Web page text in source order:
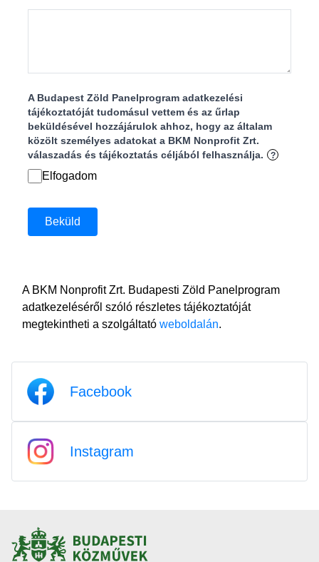
A Budapest Zöld Panelprogram adatkezelési
tájékoztatóját tudomásul vettem és az űrlap
beküldésével hozzájárulok ahhoz, hogy az általam
közölt személyes adatokat a BKM Nonprofit Zrt.
válaszadás és tájékoztatás céljából felhasználja.
?
Elfogadom
Beküld
A BKM Nonprofit Zrt. Budapesti Zöld Panelprogram
adatkezeléséről szóló részletes tájékoztatóját
megtekintheti a szolgáltató weboldalán.
Facebook
Instagram